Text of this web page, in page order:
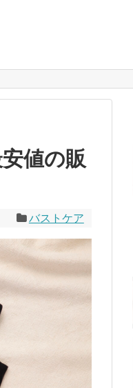
値の販
バストケア